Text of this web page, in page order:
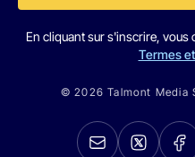
En cliquant sur s'inscrire, vous
Termes
© 2026 Talmont Media